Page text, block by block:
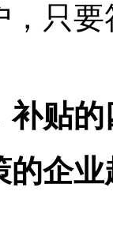
，只
补贴
企业